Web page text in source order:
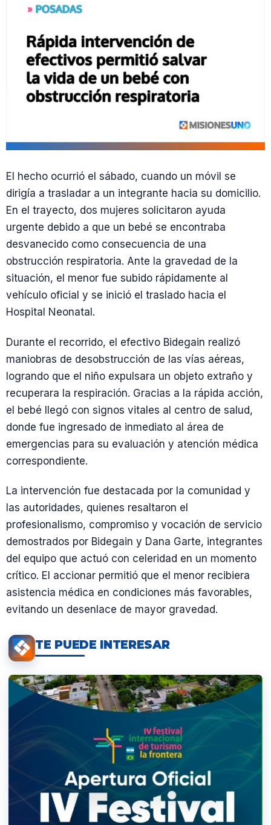
El hecho ocurrió el sábado, cuando un móvil se
dirigía a trasladar a un integrante hacia su domicilio.
En el trayecto, dos mujeres solicitaron ayuda
urgente debido a que un bebé se encontraba
desvanecido como consecuencia de una
obstrucción respiratoria. Ante la gravedad de la
situación, el menor fue subido rápidamente al
vehículo oficial y se inició el traslado hacia el
Hospital Neonatal.
Durante el recorrido, el efectivo Bidegain realizó
maniobras de desobstrucción de las vías aéreas,
logrando que el niño expulsara un objeto extraño y
recuperara la respiración. Gracias a la rápida acción,
el bebé llegó con signos vitales al centro de salud,
donde fue ingresado de inmediato al área de
emergencias para su evaluación y atención médica
correspondiente.
La intervención fue destacada por la comunidad y
las autoridades, quienes resaltaron el
profesionalismo, compromiso y vocación de servicio
demostrados por Bidegain y Dana Garte, integrantes
del equipo que actuó con celeridad en un momento
crítico. El accionar permitió que el menor recibiera
asistencia médica en condiciones más favorables,
evitando un desenlace de mayor gravedad.
TE PUEDE INTERESAR